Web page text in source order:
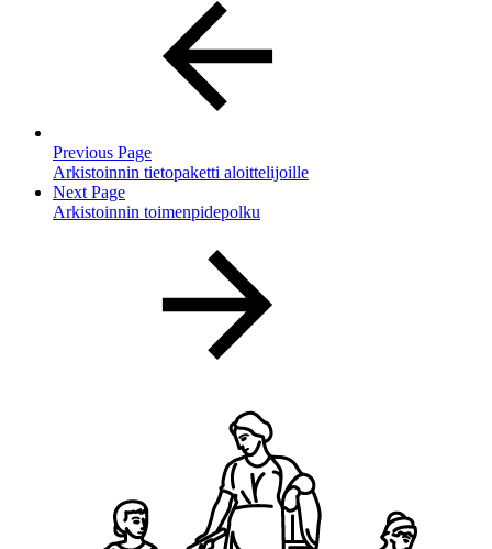
Previous Page
Arkistoinnin tietopaketti aloittelijoille
Next Page
Arkistoinnin toimenpidepolku